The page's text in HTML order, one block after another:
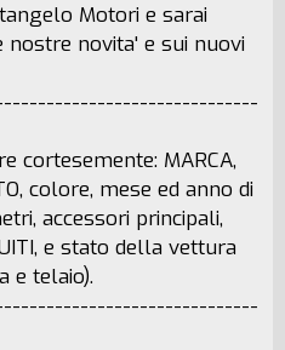
Motori e sarai
novita' e sui nuovi
cortesemente: MARCA,
colore, mese ed anno di
accessori principali,
e stato della vettura
e telaio).